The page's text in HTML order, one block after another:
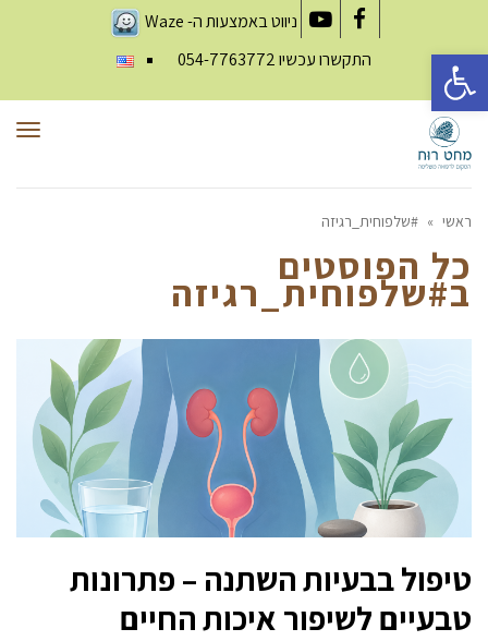
Facebook
YouTube
ניווט באמצעות ה-Waze
התקשרו עכשיו054-7763772
ראשי » #שלפוחית_רגיזה
כל הפוסטים
ב#שלפוחית_רגיזה
טיפול בבעיות השתנה – פתרונות
טבעיים לשיפור איכות החיים
פתח סרגל נגישות